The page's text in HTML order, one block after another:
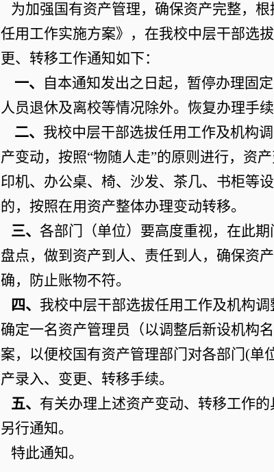
为加强国有资产管理，确保资产完整，
任用工作实施方案》，在我校中层干部选
更、转移工作通知如下：
一、
自本通知发出之日起，暂停办理固
人员退休及离校等情况除外。恢复办理手续
二、 我校中层干部选拔任用工作及机构
产变动，按照“物随人走”的原则进行，资
印机、办公桌、椅、沙发、茶几、书柜等
的，按照在用资产整体办理变动转移。
三、 各部门（单位）要高度重视，在此
盘点，做到资产到人、责任到人，确保资
确，防止账物不符。
四、 我校中层干部选拔任用工作及机构
确定一名资产管理员（以调整后新设机构
案，以便校国有资产管理部门对各部门(单
产录入、变更、转移手续。
五、 有关办理上述资产变动、转移工作
另行通知。
特此通知。